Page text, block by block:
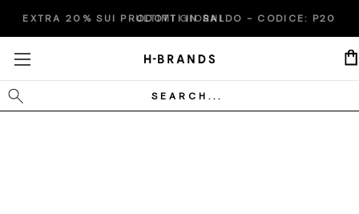
EXTRA 20% SUI PRODOTTI IN SALDO - CODICE: P20
ULTIMI GIORNI
Cerca